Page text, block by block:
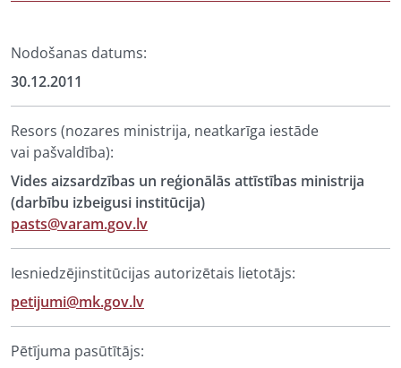
Nodošanas datums:
30.12.2011
Resors (nozares ministrija, neatkarīga iestāde
vai pašvaldība):
Vides aizsardzības un reģionālās attīstības ministrija
(darbību izbeigusi institūcija)
pasts@varam.gov.lv
Iesniedzējinstitūcijas autorizētais lietotājs:
petijumi@mk.gov.lv
Pētījuma pasūtītājs: